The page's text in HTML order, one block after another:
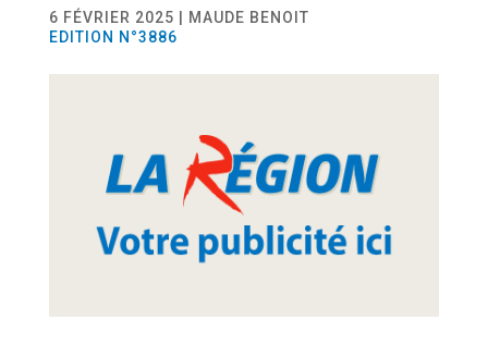
6 FÉVRIER 2025 | MAUDE BENOIT
EDITION N°3886